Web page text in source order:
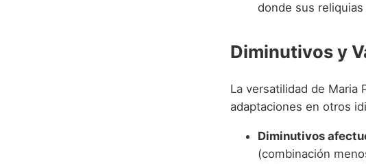
donde sus
Diminutivos y
La versatilidad de Maria
adaptaciones en otros
Diminutivos
(combinación